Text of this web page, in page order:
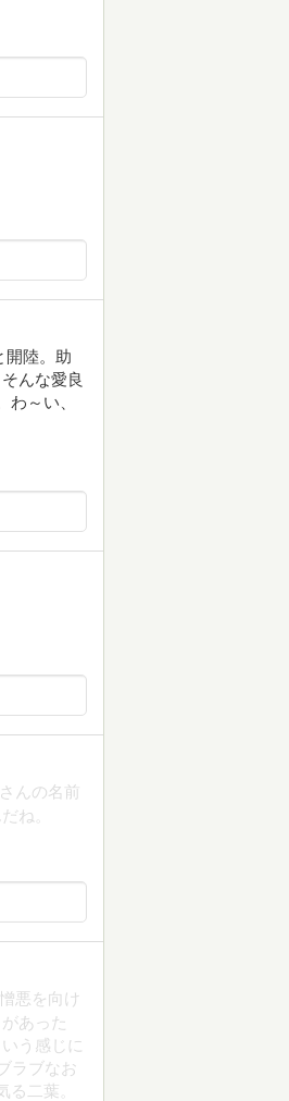
開陸。助
んな愛良
～い、
んの名前
ね。
悪を向け
あった
う感じに
ラブなお
二葉。